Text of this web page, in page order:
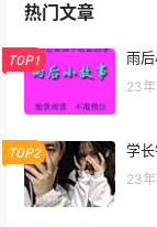
热门文章
TOP1 雨
23
TOP2 学
23